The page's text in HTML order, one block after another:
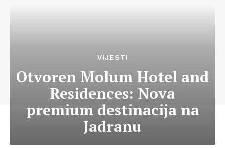
VIJESTI
Otvoren Molum Hotel and
Residences: Nova
premium destinacija na
Jadranu